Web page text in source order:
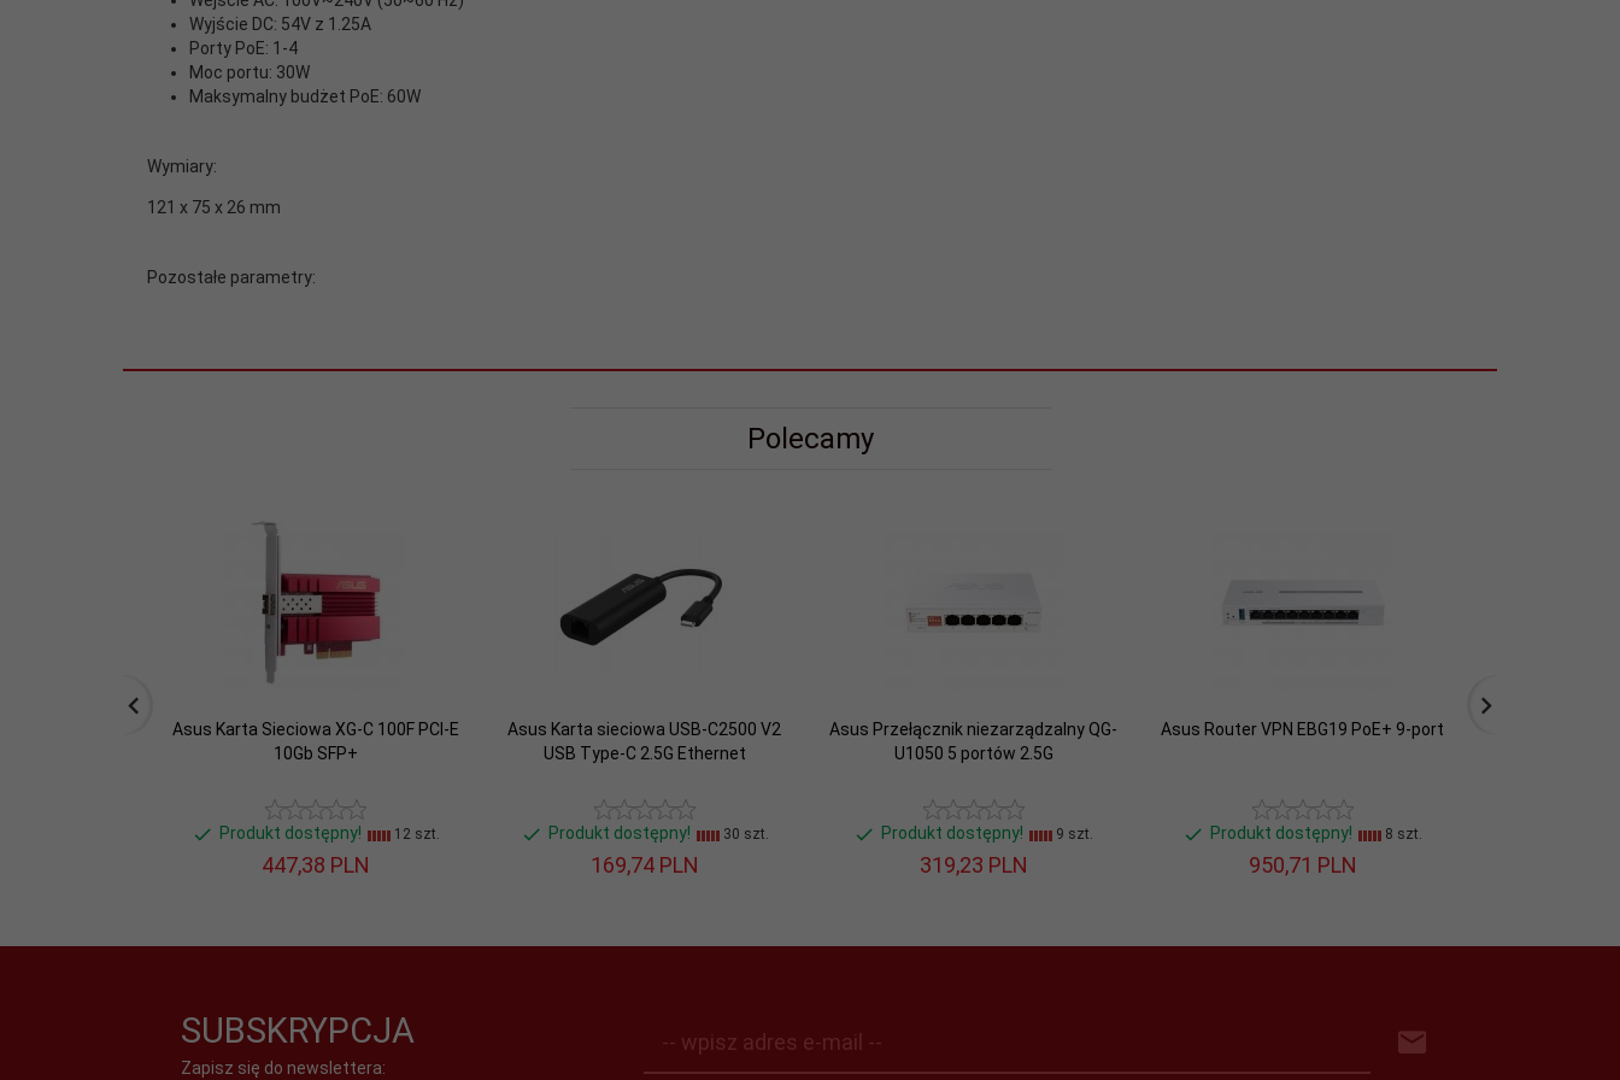
Wyjście DC: 54V z 1.25A
Porty PoE: 1-4
Moc portu: 30W
Maksymalny budżet PoE: 60W
Wymiary:
121 x 75 x 26 mm
Pozostałe parametry:
width: 210
Zasilacz:
Polecamy
Asus Karta Sieciowa XG-C 100F PCI-E
10Gb SFP+
Produkt dostępny! 12 szt.
447,38 PLN
Asus Karta sieciowa USB-C2500 V2
USB Type-C 2.5G Ethernet
Produkt dostępny! 30 szt.
169,74 PLN
Asus Przełącznik niezarządzalny QG-
U1050 5 portów 2.5G
Produkt dostępny! 9 szt.
319,23 PLN
Asus Router VPN EBG19 PoE+ 9-port
Produkt dostępny! 8 szt.
950,71 PLN
SUBSKRYPCJA
Zapisz się do newslettera:
-- wpisz adres e-mail --